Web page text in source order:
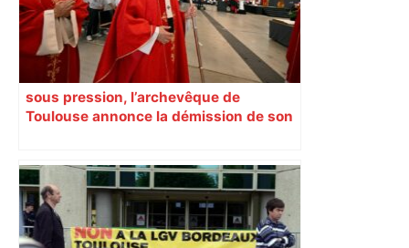
sous pression, l’archevêque de
Toulouse annonce la démission de son